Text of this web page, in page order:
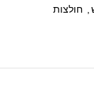
חולצות